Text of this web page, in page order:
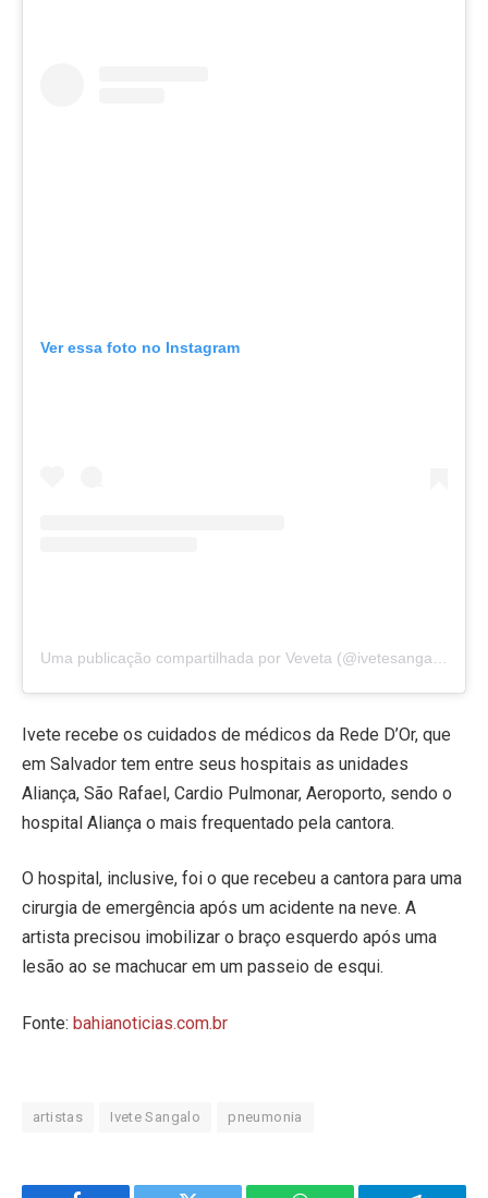
Ver essa foto no Instagram
Uma publicação compartilhada por Veveta (@ivetesangalo)
Ivete recebe os cuidados de médicos da Rede D’Or, que
em Salvador tem entre seus hospitais as unidades
Aliança, São Rafael, Cardio Pulmonar, Aeroporto, sendo o
hospital Aliança o mais frequentado pela cantora.
O hospital, inclusive, foi o que recebeu a cantora para uma
cirurgia de emergência após um acidente na neve. A
artista precisou imobilizar o braço esquerdo após uma
lesão ao se machucar em um passeio de esqui.
Fonte: bahianoticias.com.br
artistas Ivete Sangalo pneumonia